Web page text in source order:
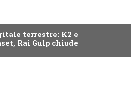
terrestre: K2 e
Rai Gulp chiude